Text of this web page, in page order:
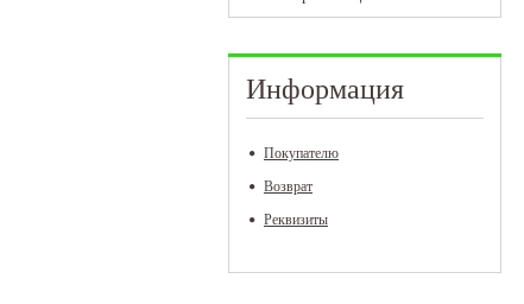
Информация
Покупателю
Возврат
Реквизиты